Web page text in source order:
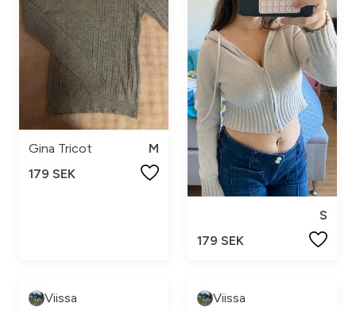
Gina Tricot
M
179 SEK
S
179 SEK
Viissa Viissa